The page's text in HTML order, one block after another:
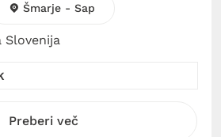
Slovenija
Šmarje - Sap
Preberi več